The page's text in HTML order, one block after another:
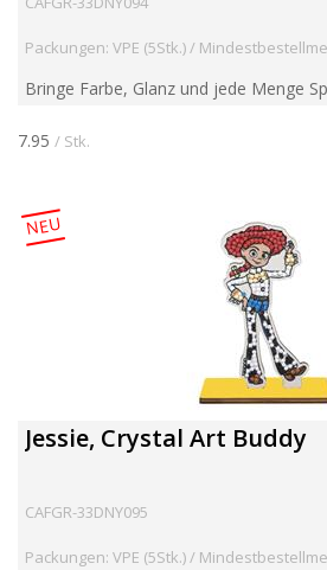
Packungen: VPE (5Stk.) /
Bringe Farbe, Glanz und jede Menge
den beliebten Crystal Art Buddies
DIY-Figuren kombinieren nostalgischen
7.95 / Stk.
NEU
Jessie, Crystal Art Buddy
CAFGR-33DNY095
Packungen: VPE (5Stk.) /